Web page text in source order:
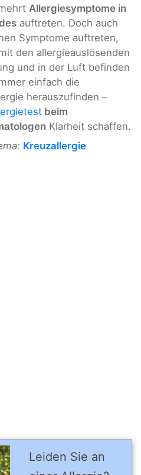
Allergiesymptome in
auftreten. Doch auch
Symptome auftreten,
den allergieauslösenden
und in der Luft befinden
einfach die
herauszufinden –
beim
Klarheit schaffen.
Kreuzallergie
Leiden Sie an